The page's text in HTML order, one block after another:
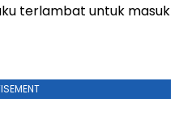
terlambat untuk masuk